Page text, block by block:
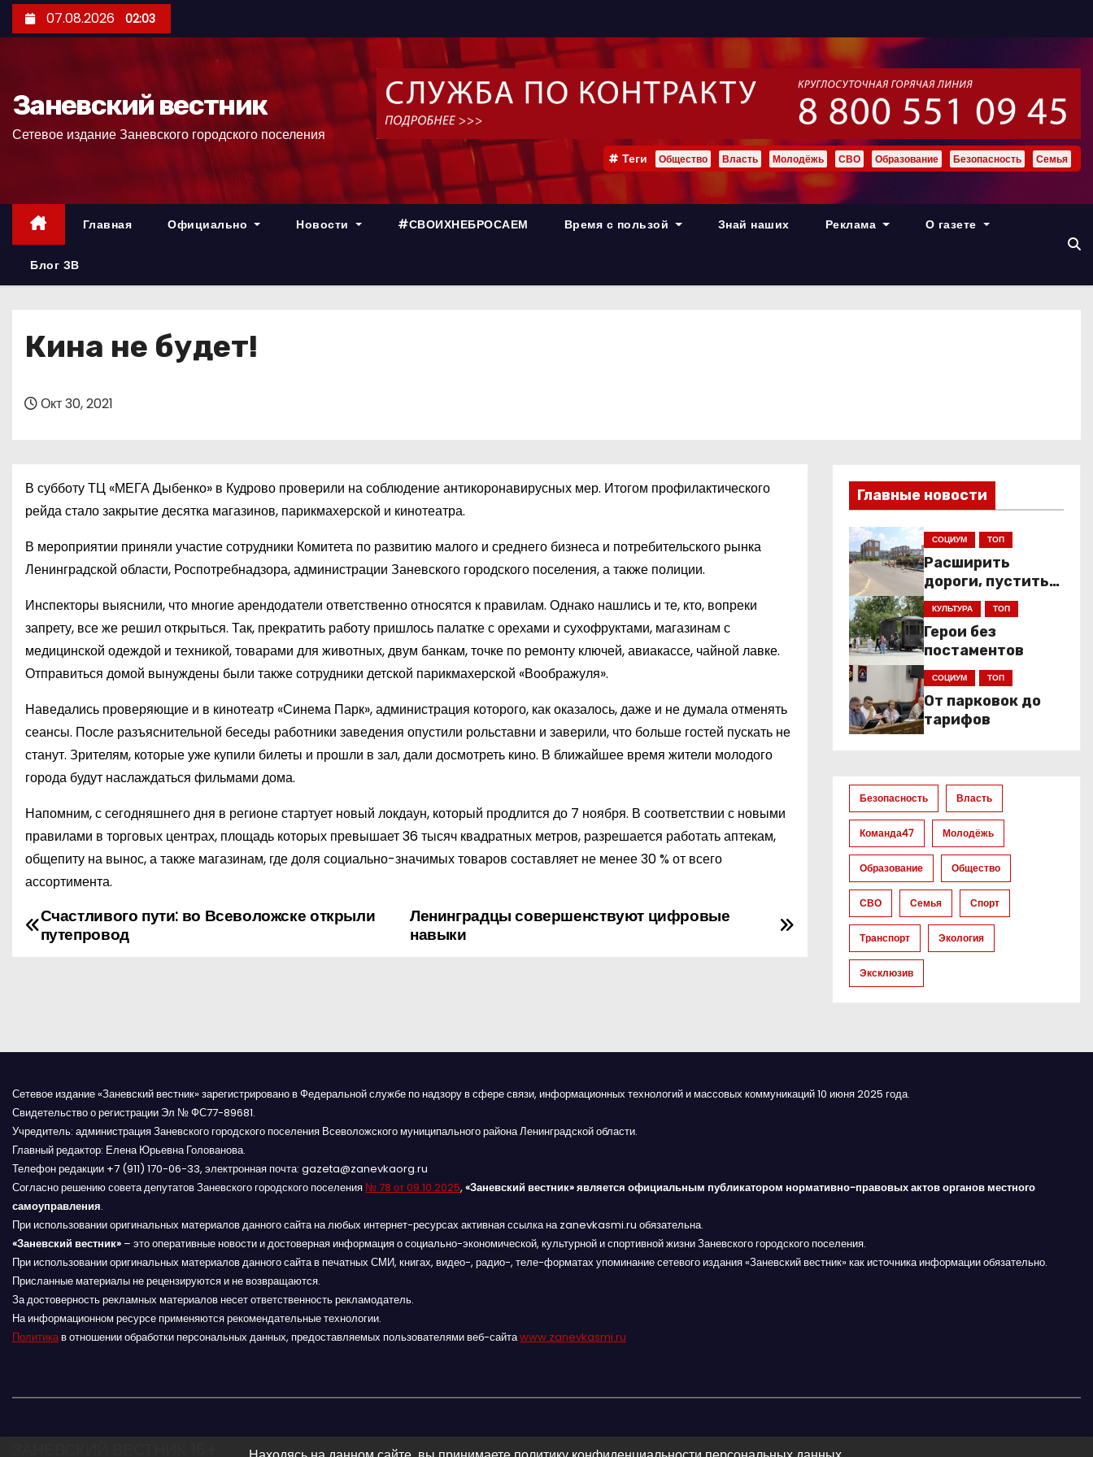
е
р
07.08.2026 02:03
Заневский вестник
Сетевое издание Заневского городского поселения
Теги Общество Власть Молодёжь СВО Образование Безопасность Семья
Главная Официально Новости #СВОИХНЕБРОСАЕМ Время с пользой Знай наших Реклама О газете
Блог ЗВ
Кина не будет!
Окт 30, 2021
В субботу ТЦ «МЕГА Дыбенко» в Кудрово проверили на соблюдение антикоронавирусных мер. Итогом профилактического
рейда стало закрытие десятка магазинов, парикмахерской и кинотеатра.
В мероприятии приняли участие сотрудники Комитета по развитию малого и среднего бизнеса и потребительского рынка
Ленинградской области, Роспотребнадзора, администрации Заневского городского поселения, а также полиции.
Инспекторы выяснили, что многие арендодатели ответственно относятся к правилам. Однако нашлись и те, кто, вопреки
запрету, все же решил открыться. Так, прекратить работу пришлось палатке с орехами и сухофруктами, магазинам с
медицинской одеждой и техникой, товарами для животных, двум банкам, точке по ремонту ключей, авиакассе, чайной лавке.
Отправиться домой вынуждены были также сотрудники детской парикмахерской «Воображуля».
Наведались проверяющие и в кинотеатр «Синема Парк», администрация которого, как оказалось, даже и не думала отменять
сеансы. После разъяснительной беседы работники заведения опустили рольставни и заверили, что больше гостей пускать не
станут. Зрителям, которые уже купили билеты и прошли в зал, дали досмотреть кино. В ближайшее время жители молодого
города будут наслаждаться фильмами дома.
Напомним, с сегодняшнего дня в регионе стартует новый локдаун, который продлится до 7 ноября. В соответствии с новыми
правилами в торговых центрах, площадь которых превышает 36 тысяч квадратных метров, разрешается работать аптекам,
общепиту на вынос, а также магазинам, где доля социально-значимых товаров составляет не менее 30 % от всего
ассортимента.
Н
г
а
ц
и
я
п
о
з
а
и
с
Ленинградцы совершенствуют цифровые
навыки
Счастливого пути: во Всеволожске открыли
путепровод
Главные новости
СОЦИУМ ТОП
Расширить
дороги, пустить
низкопольники
КУЛЬТУРА ТОП
Герои без
постаментов
СОЦИУМ ТОП
От парковок до
тарифов
Безопасность Власть
Команда47 Молодёжь
Образование Общество
СВО Семья Спорт
Транспорт Экология
Эксклюзив
Сетевое издание «Заневский вестник» зарегистрировано в Федеральной службе по надзору в сфере связи, информационных технологий и массовых коммуникаций 10 июня 2025 года.
Свидетельство о регистрации Эл № ФС77-89681.
Учредитель: администрация Заневского городского поселения Всеволожского муниципального района Ленинградской области.
Главный редактор: Елена Юрьевна Голованова.
Телефон редакции +7 (911) 170-06-33, электронная почта: gazeta@zanevkaorg.ru
Согласно решению совета депутатов Заневского городского поселения № 78 от 09.10.2025, «Заневский вестник» является официальным публикатором нормативно-правовых актов органов местного
самоуправления.
При использовании оригинальных материалов данного сайта на любых интернет-ресурсах активная ссылка на zanevkasmi.ru обязательна.
«Заневский вестник» – это оперативные новости и достоверная информация о социально-экономической, культурной и спортивной жизни Заневского городского поселения.
При использовании оригинальных материалов данного сайта в печатных СМИ, книгах, видео-, радио-, теле-форматах упоминание сетевого издания «Заневский вестник» как источника информации обязательно.
Присланные материалы не рецензируются и не возвращаются.
За достоверность рекламных материалов несет ответственность рекламодатель.
На информационном ресурсе применяются рекомендательные технологии.
Политикав отношении обработки персональных данных, предоставляемых пользователями веб-сайтаwww.zanevkasmi.ru